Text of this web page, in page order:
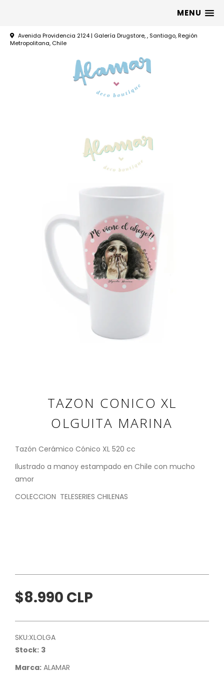
MENU
Avenida Providencia 2124 | Galería Drugstore, , Santiago, Región
Metropolitana, Chile
TAZON CONICO XL
OLGUITA MARINA
Tazón Cerámico Cónico XL 520 cc
Ilustrado a manoy estampado en Chile con mucho
amor
COLECCION TELESERIES CHILENAS
$8.990 CLP
SKU:XLOLGA
Stock: 3
Marca: ALAMAR